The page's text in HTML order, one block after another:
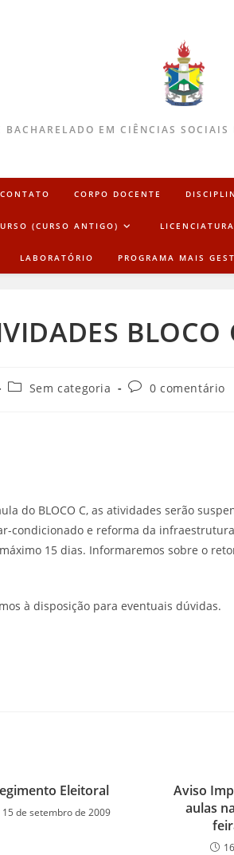
BACHARELADO EM CIÊNCIAS
CONTATO CORPO DOCENTE
(CURSO ANTIGO)
LABORATÓRIO PROGRAMA MAIS
BLOCO
Sem categoria 0 comentário
do BLOCO C, as atividades serão
condicionado e reforma da
15 dias. Informaremos sobre o
à disposição para eventuais dúvidas.
Eleitoral
15 de setembro de 2009
Aviso
aulas